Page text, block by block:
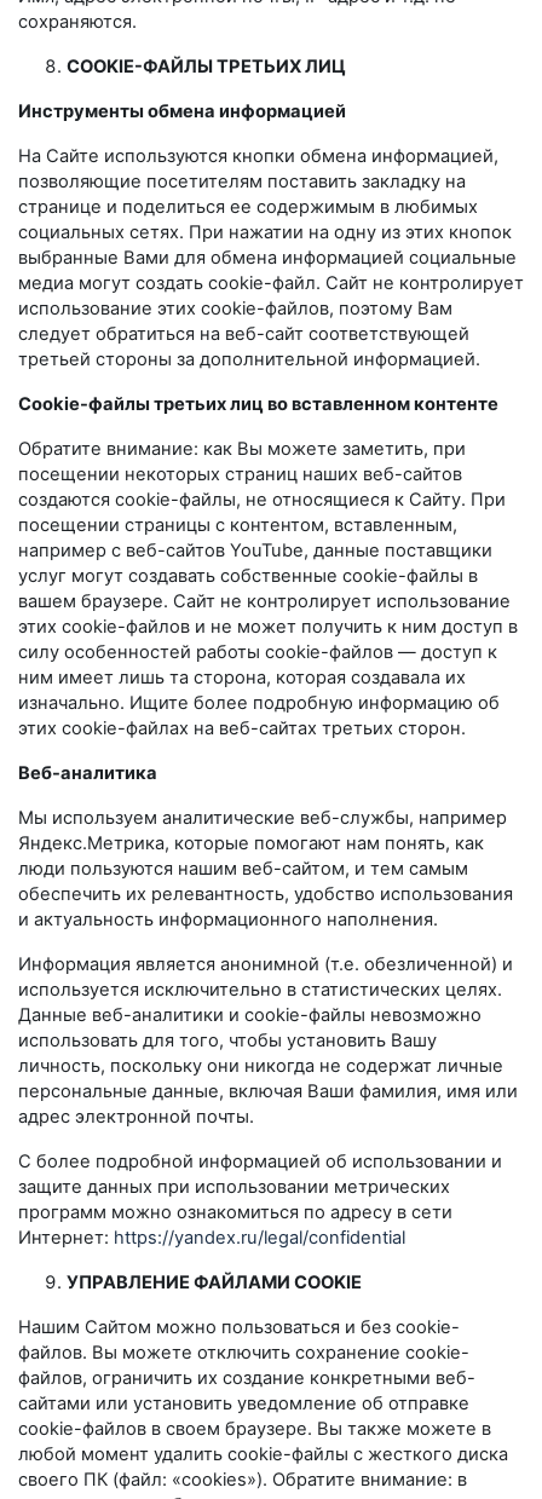
сохраняются.
COOKIE-ФАЙЛЫ ТРЕТЬИХ ЛИЦ
Инструменты обмена информацией
На Сайте используются кнопки обмена информацией,
позволяющие посетителям поставить закладку на
странице и поделиться ее содержимым в любимых
социальных сетях. При нажатии на одну из этих кнопок
выбранные Вами для обмена информацией социальные
медиа могут создать cookie-файл. Сайт не контролирует
использование этих cookie-файлов, поэтому Вам
следует обратиться на веб-сайт соответствующей
третьей стороны за дополнительной информацией.
Cookie-файлы третьих лиц во вставленном контенте
Обратите внимание: как Вы можете заметить, при
посещении некоторых страниц наших веб-сайтов
создаются cookie-файлы, не относящиеся к Сайту. При
посещении страницы с контентом, вставленным,
например с веб-сайтов YouTube, данные поставщики
услуг могут создавать собственные cookie-файлы в
вашем браузере. Сайт не контролирует использование
этих cookie-файлов и не может получить к ним доступ в
силу особенностей работы cookie-файлов — доступ к
ним имеет лишь та сторона, которая создавала их
изначально. Ищите более подробную информацию об
этих cookie-файлах на веб-сайтах третьих сторон.
Веб-аналитика
Мы используем аналитические веб-службы, например
Яндекс.Метрика, которые помогают нам понять, как
люди пользуются нашим веб-сайтом, и тем самым
обеспечить их релевантность, удобство использования
и актуальность информационного наполнения.
Информация является анонимной (т.е. обезличенной) и
используется исключительно в статистических целях.
Данные веб-аналитики и cookie-файлы невозможно
использовать для того, чтобы установить Вашу
личность, поскольку они никогда не содержат личные
персональные данные, включая Ваши фамилия, имя или
адрес электронной почты.
С более подробной информацией об использовании и
защите данных при использовании метрических
программ можно ознакомиться по адресу в сети
Интернет: https://yandex.ru/legal/confidential
УПРАВЛЕНИЕ ФАЙЛАМИ COOKIE
Нашим Сайтом можно пользоваться и без cookie-
файлов. Вы можете отключить сохранение cookie-
файлов, ограничить их создание конкретными веб-
сайтами или установить уведомление об отправке
cookie-файлов в своем браузере. Вы также можете в
любой момент удалить cookie-файлы с жесткого диска
своего ПК (файл: «cookies»). Обратите внимание: в